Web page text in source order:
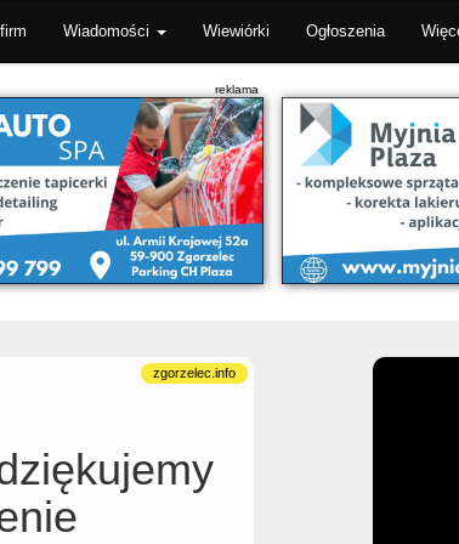
Wiadomości Wiewiórki Ogłoszenia